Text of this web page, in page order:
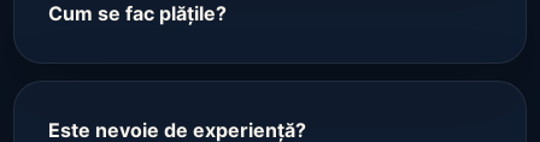
Cum se fac plățile?
Este nevoie de experiență?